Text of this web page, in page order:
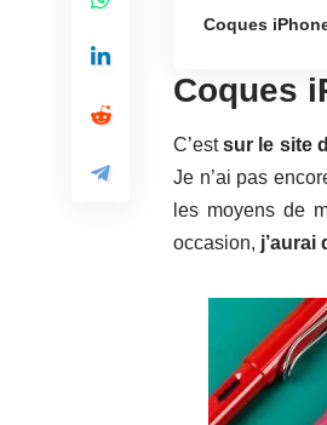
Coques
Coques
C’estsur le site
Je n’ai pas
les moyens de
occasion, j’aurai